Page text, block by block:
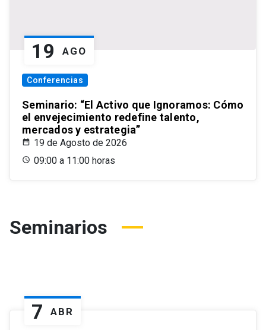
19 AGO
Conferencias
Seminario: “El Activo que Ignoramos: Cómo
el envejecimiento redefine talento,
mercados y estrategia”
19 de Agosto de 2026
09:00 a 11:00 horas
Seminarios
7 ABR